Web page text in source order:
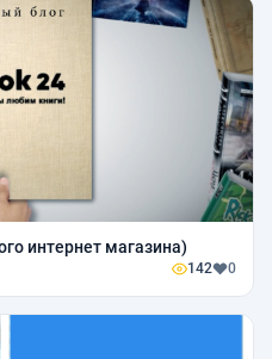
интернет магазина)
142 0